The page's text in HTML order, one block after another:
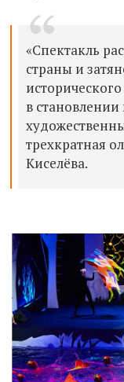
«Спектакль
страны и
в
трехкратная
Киселёва.